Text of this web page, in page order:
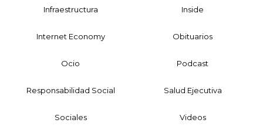
Infraestructura Inside
Internet Economy Obituarios
Ocio Podcast
Responsabilidad Social Salud Ejecutiva
Sociales Videos